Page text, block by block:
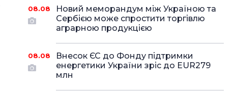
08.08
Новий меморандум між Україною та
Сербією може спростити торгівлю
аграрною продукцією
08.08
Внесок ЄС до Фонду підтримки
енергетики України зріс до EUR279
млн